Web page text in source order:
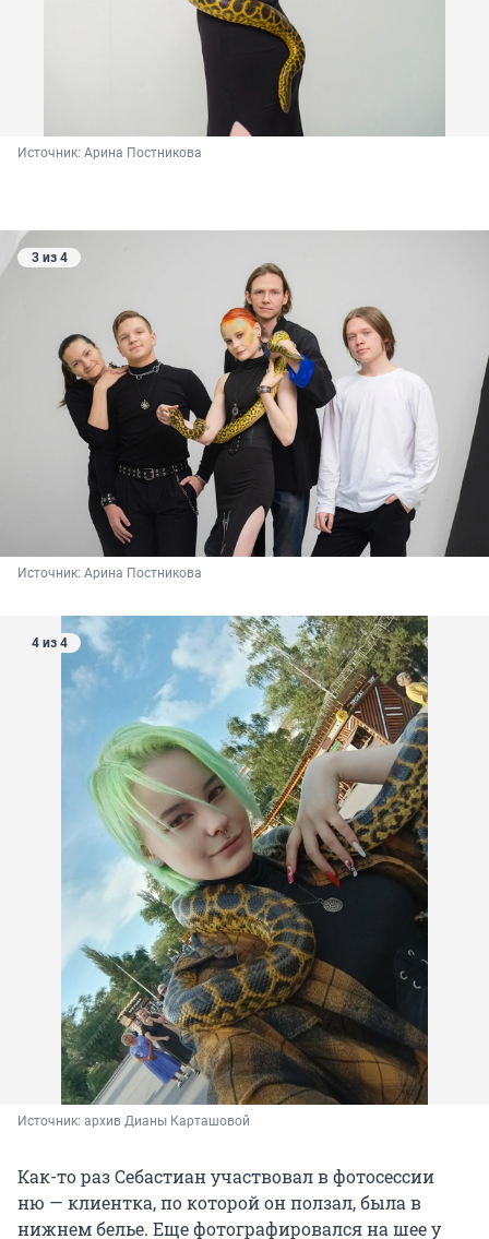
Источник: Арина Постникова
3 из 4
Источник: Арина Постникова
4 из 4
Источник: архив Дианы Карташовой
Как-то раз Себастиан участвовал в фотосессии
ню — клиентка, по которой он ползал, была в
нижнем белье. Еще фотографировался на шее у